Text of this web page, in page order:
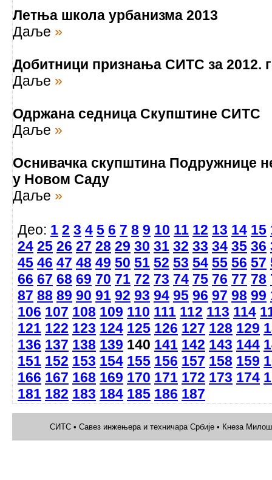
Летња школа урбанизма 2013
Даље »
Добитници признања СИТС за 2012.
Даље »
Одржана седница Скупштине СИТС
Даље »
Оснивачка скупштина Подружнице
у Новом Саду
Даље »
Део: 1 2 3 4 5 6 7 8 9 10 11 12 13 14 15
24 25 26 27 28 29 30 31 32 33 34 35 36
45 46 47 48 49 50 51 52 53 54 55 56 57
66 67 68 69 70 71 72 73 74 75 76 77 78
87 88 89 90 91 92 93 94 95 96 97 98 99
106 107 108 109 110 111 112 113 114
121 122 123 124 125 126 127 128 129
136 137 138 139 140 141 142 143 144
151 152 153 154 155 156 157 158 159
166 167 168 169 170 171 172 173 174
181 182 183 184 185 186 187
СИТС • Савез инжењера и техничара Србије • Кнеза